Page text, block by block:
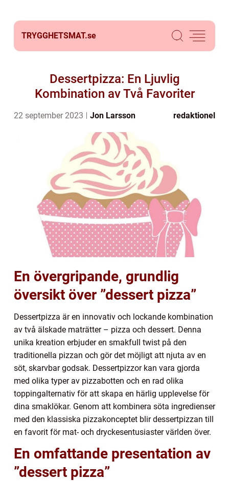
TRYGGHETSMAT.se
Dessertpizza: En Ljuvlig
Kombination av Två Favoriter
22 september 2023 Jon Larsson redaktionel
En övergripande, grundlig
översikt över ”dessert pizza”
Dessertpizza är en innovativ och lockande kombination
av två älskade maträtter – pizza och dessert. Denna
unika kreation erbjuder en smakfull twist på den
traditionella pizzan och gör det möjligt att njuta av en
söt, skarvbar godsak. Dessertpizzor kan vara gjorda
med olika typer av pizzabotten och en rad olika
toppingalternativ för att skapa en härlig upplevelse för
dina smaklökar. Genom att kombinera söta ingredienser
med den klassiska pizzakonceptet blir dessertpizzan till
en favorit för mat- och dryckesentusiaster världen över.
En omfattande presentation av
”dessert pizza”